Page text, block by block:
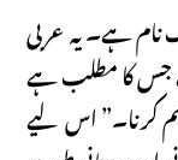
سے ایک نام ہے۔ یہ عربی
جس کا مطلب ہے
کرنا۔” اس لیے